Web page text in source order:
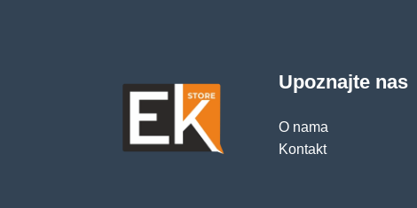
Upoznajte nas
O nama
Kontakt